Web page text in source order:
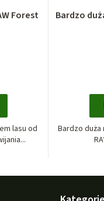
Forest
lasu od
Bardzo
Bardzo